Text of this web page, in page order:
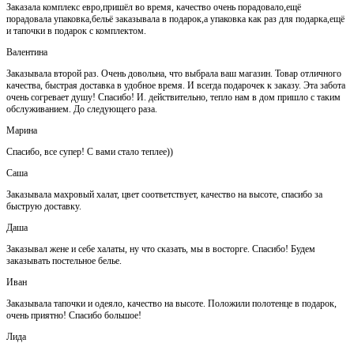
Заказала комплекс евро,пришёл во время, качество очень порадовало,ещё
порадовала упаковка,бельё заказывала в подарок,а упаковка как раз для подарка,ещё
и тапочки в подарок с комплектом.
Валентина
Заказывала второй раз. Очень довольна, что выбрала ваш магазин. Товар отличного
качества, быстрая доставка в удобное время. И всегда подарочек к заказу. Эта забота
очень согревает душу! Спасибо! И. действительно, тепло нам в дом пришло с таким
обслуживанием. До следующего раза.
Марина
Спасибо, все супер! С вами стало теплее))
Саша
Заказывала махровый халат, цвет соответствует, качество на высоте, спасибо за
быструю доставку.
Даша
Заказывал жене и себе халаты, ну что сказать, мы в восторге. Спасибо! Будем
заказывать постельное белье.
Иван
Заказывала тапочки и одеяло, качество на высоте. Положили полотенце в подарок,
очень приятно! Спасибо большое!
Лида